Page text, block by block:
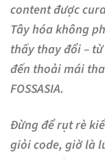
content được
Tây hóa không
thấy thay đổi –
đến thoải mái
FOSSASIA.
Đừng để rụt rè
giỏi code, giờ là